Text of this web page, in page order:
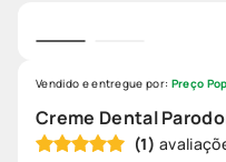
Creme Dental
(1)
Vendido e entregue por: Preço